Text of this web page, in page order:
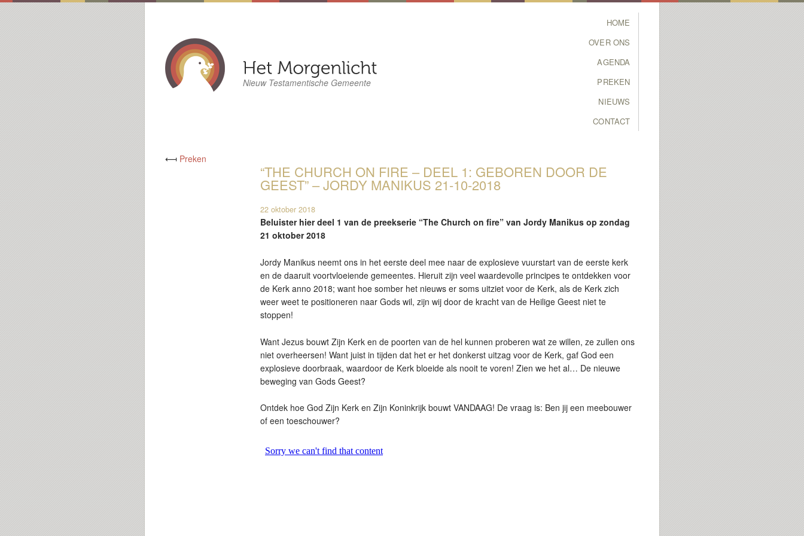
Nieuw Testamentische Gemeente
SKIP TO PRIMARY
CONTENT
SKIP TO SECONDARY
CONTENT
HOME
OVER ONS
AGENDA
PREKEN
NIEUWS
CONTACT
⟻ Preken
“THE CHURCH ON FIRE – DEEL 1: GEBOREN DOOR DE
GEEST” – JORDY MANIKUS 21-10-2018
22 oktober 2018
Beluister hier deel 1 van de preekserie “The Church on fire” van Jordy Manikus op zondag
21 oktober 2018
Jordy Manikus neemt ons in het eerste deel mee naar de explosieve vuurstart van de eerste kerk
en de daaruit voortvloeiende gemeentes. Hieruit zijn veel waardevolle principes te ontdekken voor
de Kerk anno 2018; want hoe somber het nieuws er soms uitziet voor de Kerk, als de Kerk zich
weer weet te positioneren naar Gods wil, zijn wij door de kracht van de Heilige Geest niet te
stoppen!
Want Jezus bouwt Zijn Kerk en de poorten van de hel kunnen proberen wat ze willen, ze zullen ons
niet overheersen! Want juist in tijden dat het er het donkerst uitzag voor de Kerk, gaf God een
explosieve doorbraak, waardoor de Kerk bloeide als nooit te voren! Zien we het al… De nieuwe
beweging van Gods Geest?
Ontdek hoe God Zijn Kerk en Zijn Koninkrijk bouwt VANDAAG! De vraag is: Ben jij een meebouwer
of een toeschouwer?